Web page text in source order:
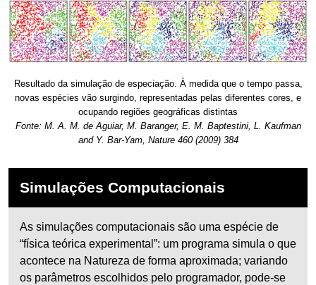
Resultado da simulação de especiação. À medida que o tempo passa,
novas espécies vão surgindo, representadas pelas diferentes cores, e
ocupando regiões geográficas distintas
Fonte: M. A. M. de Aguiar, M. Baranger, E. M. Baptestini, L. Kaufman
and Y. Bar-Yam, Nature 460 (2009) 384
Simulações Computacionais
As simulações computacionais são uma espécie de
“física teórica experimental”: um programa simula o que
acontece na Natureza de forma aproximada; variando
os parâmetros escolhidos pelo programador, pode-se